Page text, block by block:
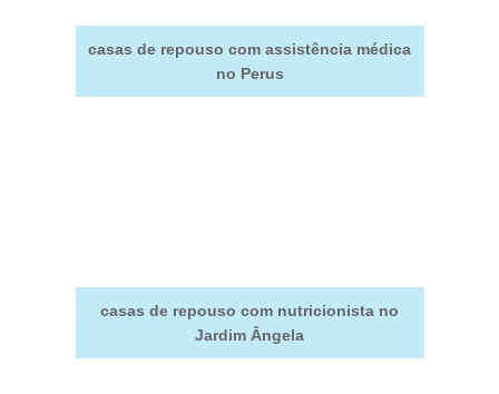
casas de repouso com assistência médica
no Perus
casas de repouso com nutricionista no
Jardim Ângela